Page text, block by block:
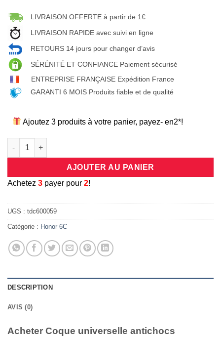
LIVRAISON OFFERTE à partir de 1€
LIVRAISON RAPIDE avec suivi en ligne
RETOURS 14 jours pour changer d’avis
SÉRÉNITÉ ET CONFIANCE Paiement sécurisé
ENTREPRISE FRANÇAISE Expédition France
GARANTI 6 MOIS Produits fiable et de qualité
Ajoutez 3 produits à votre panier, payez- en2*!
quantité de Coque universelle antichocs silicone/cuir rose
AJOUTER AU PANIER
Achetez 3 payer pour 2!
UGS : tdc600059
Catégorie : Honor 6C
DESCRIPTION
AVIS (0)
Acheter Coque universelle antichocs